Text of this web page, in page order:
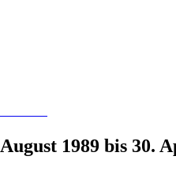
1989 bis 30.